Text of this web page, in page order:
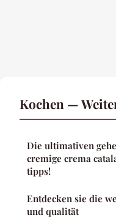
Kochen —
Die ultimativen
cremige crema
tipps!
Entdecken sie die
und qualität